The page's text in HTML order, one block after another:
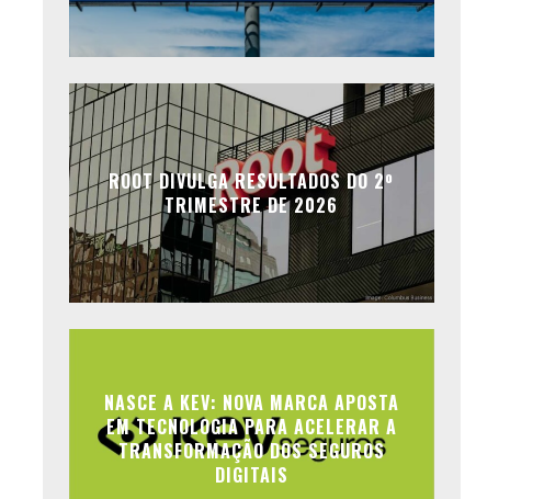
ROOT DIVULGA RESULTADOS DO 2º
TRIMESTRE DE 2026
NASCE A KEV: NOVA MARCA APOSTA
EM TECNOLOGIA PARA ACELERAR A
TRANSFORMAÇÃO DOS SEGUROS
DIGITAIS